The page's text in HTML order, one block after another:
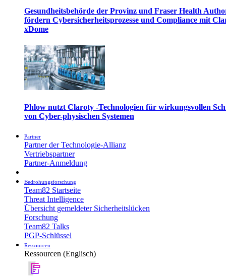
Gesundheitsbehörde der Provinz und Fraser Health
fördern Cybersicherheitsprozesse und Compliance mit
xDome
Phlow nutzt Claroty -Technologien für wirkungsvollen
von Cyber-physischen Systemen
Partner
Partner der Technologie-Allianz
Vertriebspartner
Partner-Anmeldung
Bedrohungsforschung
Team82 Startseite
Threat Intelligence
Übersicht gemeldeter Sicherheitslücken
Forschung
Team82 Talks
PGP-Schlüssel
Ressourcen
Ressourcen (Englisch)